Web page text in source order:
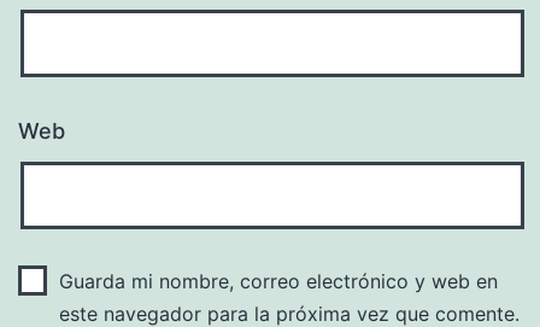
Web
Guarda mi nombre, correo electrónico y web en
este navegador para la próxima vez que comente.